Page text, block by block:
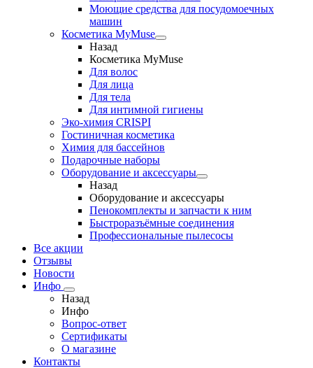
Моющие средства для посудомоечных
машин
Косметика MyMuse
Назад
Косметика MyMuse
Для волос
Для лица
Для тела
Для интимной гигиены
Эко-химия CRISPI
Гостиничная косметика
Химия для бассейнов
Подарочные наборы
Оборудование и аксессуары
Назад
Оборудование и аксессуары
Пенокомплекты и запчасти к ним
Быстроразъёмные соединения
Профессиональные пылесосы
Все акции
Отзывы
Новости
Инфо
Назад
Инфо
Вопрос-ответ
Сертификаты
О магазине
Контакты